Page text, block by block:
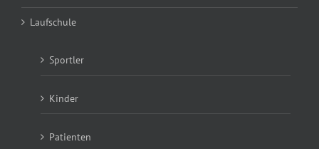
Laufschule
Sportler
Kinder
Patienten